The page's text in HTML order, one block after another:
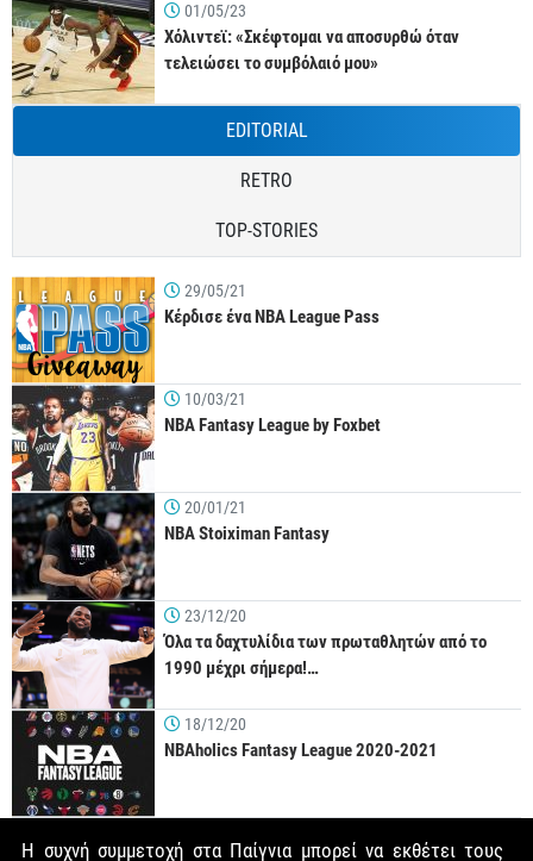
01/05/23
Χόλιντεϊ: «Σκέφτομαι να αποσυρθώ όταν
τελειώσει το συμβόλαιό μου»
EDITORIAL
RETRO
TOP-STORIES
29/05/21
Κέρδισε ένα NBA League Pass
10/03/21
NBA Fantasy League by Foxbet
20/01/21
NBA Stoiximan Fantasy
23/12/20
Όλα τα δαχτυλίδια των πρωταθλητών από το
1990 μέχρι σήμερα!…
18/12/20
NBAholics Fantasy League 2020-2021
Η συχνή συμμετοχή στα Παίγνια μπορεί να εκθέτει τους